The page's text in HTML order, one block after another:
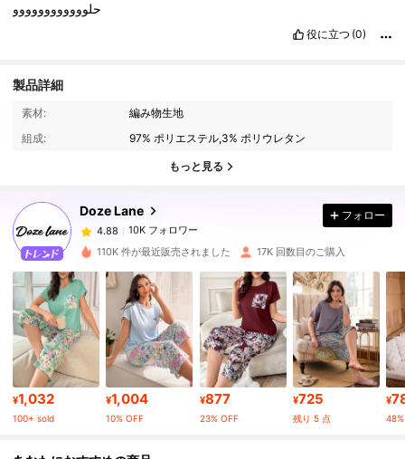
حلوووووووووووو
役に立つ (0)
製品詳細
素材:
編み物生地
組成:
97% ポリエステル,3% ポリウレタン
もっと見る
Doze Lane
10K フォロワー
4.88
10K フォロワー
8***2
は1日前に購入しました
4.88 10K フォロワー
4.88 10K フォロワー
4.88 10K フォロワー
フォロー
110K 件が最近販売されました 17K 回数目のご購入
¥1,032
100+ sold
¥1,004
10% OFF
¥877
23% OFF
¥725
残り 5 点
¥